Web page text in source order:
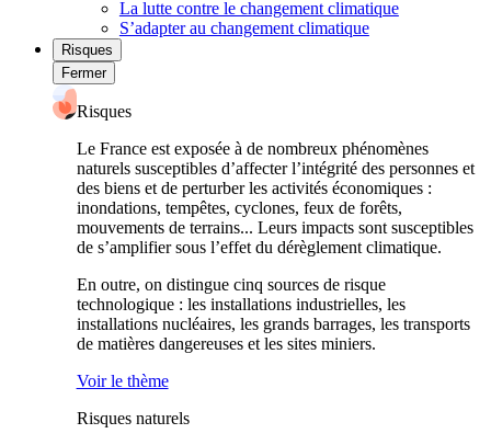
La lutte contre le changement climatique
S’adapter au changement climatique
Risques
Fermer
Risques
Le France est exposée à de nombreux phénomènes
naturels susceptibles d’affecter l’intégrité des personnes et
des biens et de perturber les activités économiques :
inondations, tempêtes, cyclones, feux de forêts,
mouvements de terrains... Leurs impacts sont susceptibles
de s’amplifier sous l’effet du dérèglement climatique.
En outre, on distingue cinq sources de risque
technologique : les installations industrielles, les
installations nucléaires, les grands barrages, les transports
de matières dangereuses et les sites miniers.
Voir le thème
Risques naturels